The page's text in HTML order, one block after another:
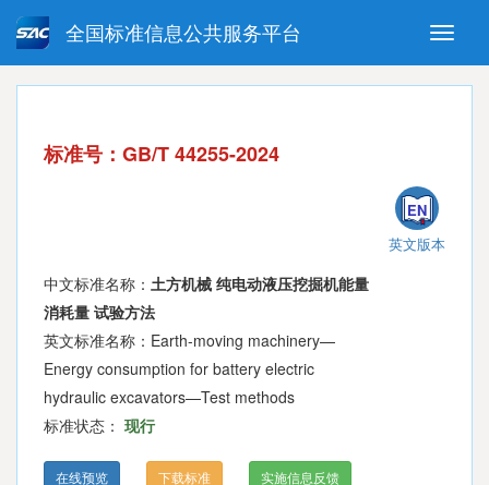
Toggle
全国标准信息公共服务平台
强制性国家标准 推荐性国家标准
指导性技术文件 (National standards in foreign
标准号：GB/T 44255-2024
EN
英文版本
中文标准名称： 土方机械 纯电动液压挖掘机能量
消耗量 试验方法
英文标准名称：Earth-moving machinery—
Energy consumption for battery electric
hydraulic excavators—Test methods
标准状态： 现行
在线预览 下载标准 实施信息反馈